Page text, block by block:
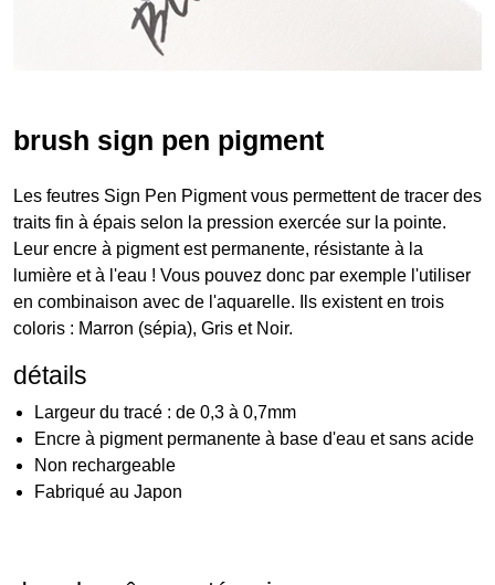
brush sign pen pigment
Les feutres Sign Pen Pigment vous permettent de tracer des
traits fin à épais selon la pression exercée sur la pointe.
Leur encre à pigment est permanente, résistante à la
lumière et à l'eau ! Vous pouvez donc par exemple l'utiliser
en combinaison avec de l'aquarelle. Ils existent en trois
coloris : Marron (sépia), Gris et Noir.
détails
Largeur du tracé : de 0,3 à 0,7mm
Encre à pigment permanente à base d'eau et sans acide
Non rechargeable
Fabriqué au Japon